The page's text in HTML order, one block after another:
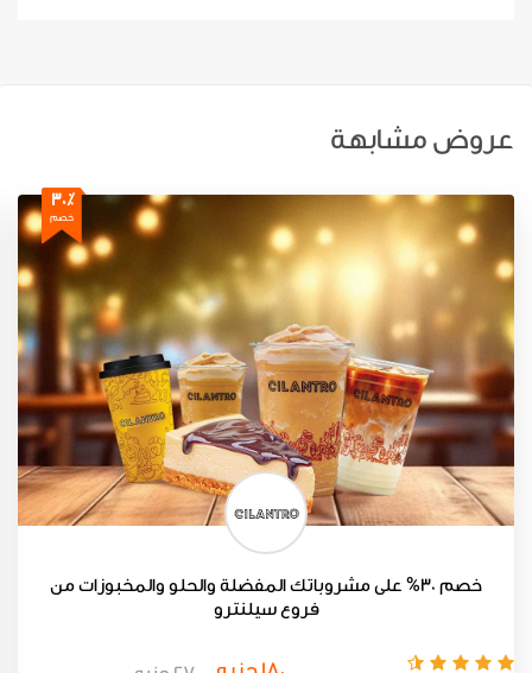
عروض مشابهة
30٪
خصم
خصم 30% على مشروباتك المفضلة والحلو والمخبوزات من
فروع سيلنترو